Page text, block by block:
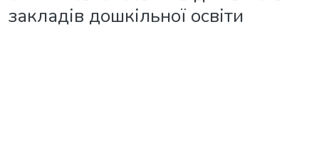
закладів дошкільної освіти